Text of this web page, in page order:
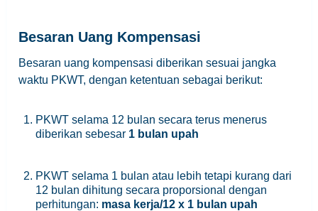
Besaran Uang Kompensasi
Besaran uang kompensasi diberikan sesuai jangka
waktu PKWT, dengan ketentuan sebagai berikut:
PKWT selama 12 bulan secara terus menerus
diberikan sebesar 1 bulan upah
PKWT selama 1 bulan atau lebih tetapi kurang dari
12 bulan dihitung secara proporsional dengan
perhitungan: masa kerja/12 x 1 bulan upah